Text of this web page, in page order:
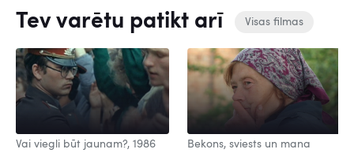
Tev varētu patikt arī Visas filmas
Vai viegli būt jaunam?, 1986
Bekons, sviests un mana